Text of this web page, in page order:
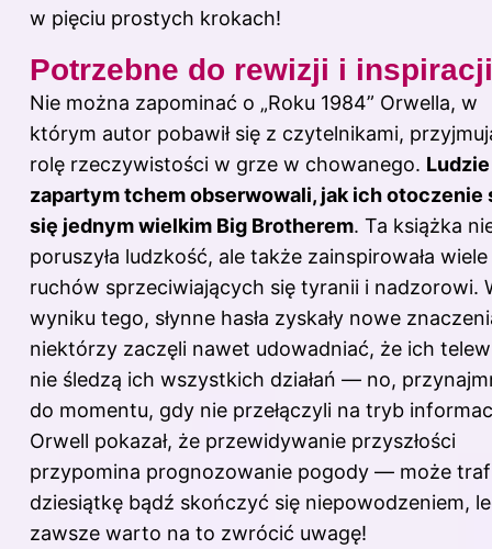
w pięciu prostych krokach!
Potrzebne do rewizji i inspiracji
Nie można zapominać o „Roku 1984” Orwella, w
którym autor pobawił się z czytelnikami,
rolę rzeczywistości w grze w chowanego.
zapartym tchem obserwowali, jak ich otoczenie
się jednym wielkim Big Brotherem. Ta książka
poruszyła ludzkość, ale także zainspirowała wiele
ruchów sprzeciwiających się tyranii i nadzorowi.
wyniku tego, słynne hasła zyskały nowe
niektórzy zaczęli nawet udowadniać, że ich
nie śledzą ich wszystkich działań — no,
do momentu, gdy nie przełączyli na tryb
Orwell pokazał, że przewidywanie przyszłości
przypomina prognozowanie pogody — może
dziesiątkę bądź skończyć się niepowodzeniem,
zawsze warto na to zwrócić uwagę!